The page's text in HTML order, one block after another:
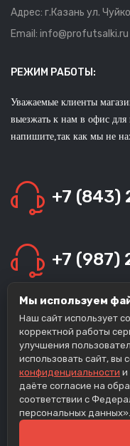
Мы используем
Наш сайт использует
корректной работы
улучшения
использовать сайт, вы
конфиденциальности и
даёте согласие на
соответствии с
персональных данных».
Адрес: г.Казань ул.
Email: info@profutsalki.ru
РЕЖИМ РАБОТЫ:
Уважаемые клиенты
выезжать к нам в офис
напишите,так как мы не
+7 (843)
+7 (987)
+7 (963)
+7 (960)